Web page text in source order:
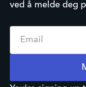
ved å melde deg